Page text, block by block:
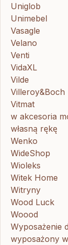
Uniglob
Unimebel
Vasagle
Velano
Venti
VidaXL
Vilde
Villeroy&Boch
Vitmat
w akcesoria
własną rękę
Wenko
WideShop
Wioleks
Witek Home
Witryny
Wood Luck
Woood
Wyposażenie
wyposażony